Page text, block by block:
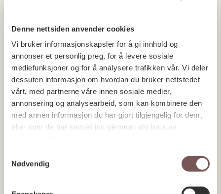
Denne nettsiden anvender cookies
Vi bruker informasjonskapsler for å gi innhold og
annonser et personlig preg, for å levere sosiale
mediefunksjoner og for å analysere trafikken vår. Vi deler
dessuten informasjon om hvordan du bruker nettstedet
vårt, med partnerne våre innen sosiale medier,
annonsering og analysearbeid, som kan kombinere den
med annen informasjon du har gjort tilgjengelig for dem,
eller som de har samlet inn gjennom din bruk av
Nødvendig
Postadresse
0130 Oslo